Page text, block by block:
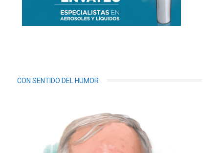
CON SENTIDO DEL HUMOR